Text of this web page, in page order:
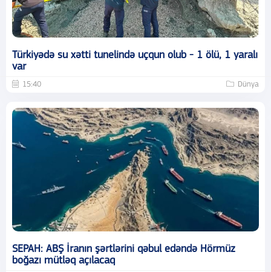
Türkiyədə su xətti tunelində uçqun olub - 1 ölü, 1 yaralı
var
15:40 Dünya
SEPAH: ABŞ İranın şərtlərini qəbul edəndə Hörmüz
boğazı mütləq açılacaq